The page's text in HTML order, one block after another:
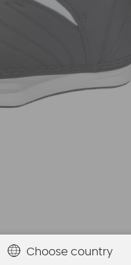
Choose country